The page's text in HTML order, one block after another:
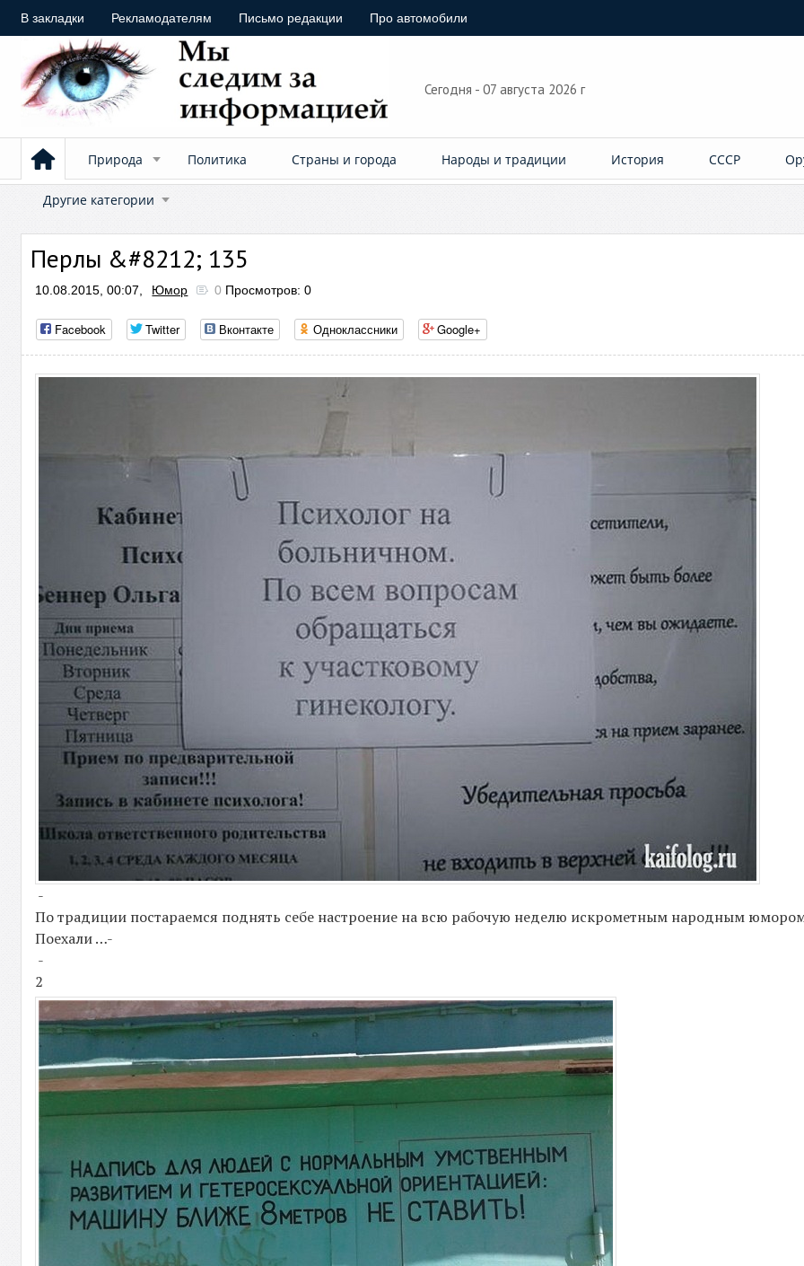
В закладки Рекламодателям Письмо редакции Про автомобили
Сегодня - 07 августа 2026 г
Природа Политика Страны и города Народы и традиции История СССР
Другие категории
Перлы &#8212; 135
10.08.2015, 00:07, Юмор 0 Просмотров: 0
Facebook Twitter Вконтакте Одноклассники Google+
-
По традиции постараемся поднять себе настроение на всю рабочую неделю искрометным народным
Поехали …-
-
2